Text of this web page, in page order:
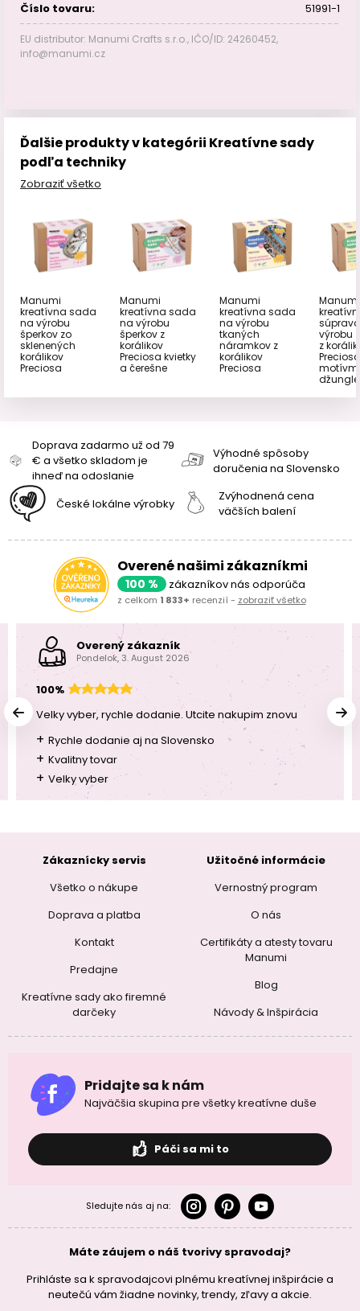
Číslo tovaru: 51991-1
EU distributor: Manumi Crafts s.r.o., IČO/ID: 24260452,
info@manumi.cz
Ďalšie produkty v kategórii Kreatívne sady
podľa techniky
Zobraziť všetko
Manumi
kreatívna sada
na výrobu
šperkov zo
sklenených
korálikov
Preciosa
Manumi
kreatívna sada
na výrobu
šperkov z
korálikov
Preciosa kvietky
a čerešne
Manumi
kreatívna sada
na výrobu
tkaných
náramkov z
korálikov
Preciosa
Manumi
výrobu
z
motívmi
džungle
Doprava zadarmo už od 79
€ a všetko skladom je
ihneď na odoslanie
Výhodné spôsoby
doručenia na Slovensko
České lokálne výrobky
Zvýhodnená cena
väčších balení
Overené našimi zákazníkmi
100 % zákazníkov nás odporúča
z celkom 1 833+ recenzií - zobraziť všetko
Overený zákazník
Pondelok, 3. August 2026
100%
Velky vyber, rychle dodanie. Utcite nakupim znovu
+ Rychle dodanie aj na Slovensko
+ Kvalitny tovar
+ Velky vyber
Zákaznícky servis
Všetko o nákupe
Doprava a platba
Kontakt
Predajne
Kreatívne sady ako firemné
darčeky
Užitočné informácie
Vernostný program
O nás
Certifikáty a atesty tovaru
Manumi
Blog
Návody & Inšpirácia
Pridajte sa k nám
Najväčšia skupina pre všetky kreatívne duše
Páči sa mi to
Sledujte nás aj na:
Máte záujem o náš tvorivy spravodaj?
Prihláste sa k spravodajcovi plnému kreatívnej inšpirácie a
neutečú vám žiadne novinky, trendy, zľavy a akcie.